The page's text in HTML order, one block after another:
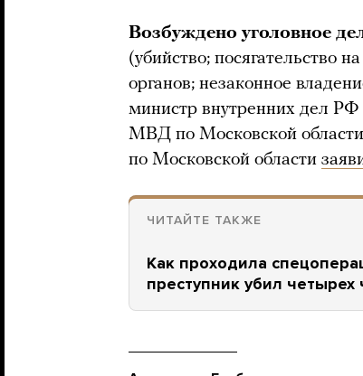
Возбуждено уголовное
(убийство; посягательство
органов; незаконное
министр внутренних дел РФ
МВД по Московской
по Московской области
ЧИТАЙТЕ ТАКЖЕ
Как проходила
преступник убил